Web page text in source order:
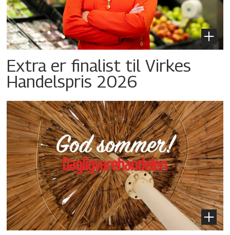
Extra er finalist til Virkes
Handelspris 2026